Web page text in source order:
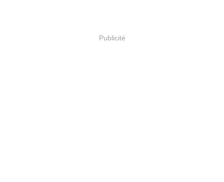
Publicité